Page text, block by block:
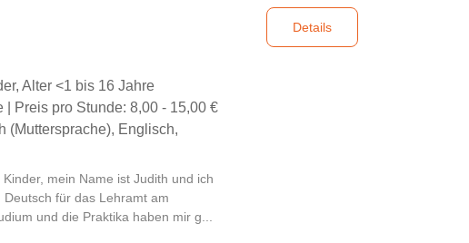
Alter <1 bis 16 Jahre
| Preis pro Stunde: 8,00 - 15,00 €
(Muttersprache), Englisch,
mein Name ist Judith und ich
für das Lehramt am
und die Praktika haben mir g...
Details